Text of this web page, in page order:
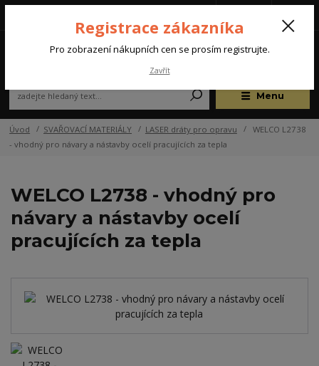
Menu
(Po-Pá, 07:00-15:30 hod.)
Úvod SVAŘOVACÍ MATERIÁLY LASER dráty pro opravu
WELCO L2738
- vhodný pro návary a nástavby ocelí pracujících za tepla
WELCO L2738 - vhodný pro
návary a nástavby ocelí
pracujících za tepla
Registrace zákazníka
Pro zobrazení nákupních cen se prosím registrujte.
Zavřít